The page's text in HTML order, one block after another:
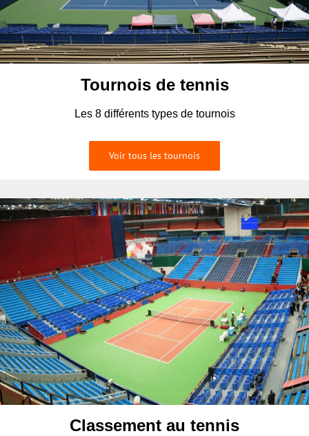
Tournois de tennis
Les 8 différents types de tournois
Voir tous les tournois
Classement au tennis